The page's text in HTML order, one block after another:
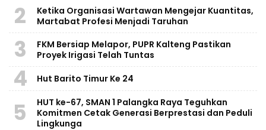
2
Ketika Organisasi Wartawan Mengejar Kuantitas,
Martabat Profesi Menjadi Taruhan
3
FKM Bersiap Melapor, PUPR Kalteng Pastikan
Proyek Irigasi Telah Tuntas
4 Hut Barito Timur Ke 24
5
HUT ke-67, SMAN 1 Palangka Raya Teguhkan
Komitmen Cetak Generasi Berprestasi dan Peduli
Lingkunga